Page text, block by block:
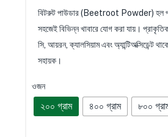
বিটরুট পাউডার (Beetroot Powder) হল
সহজেই বিভিন্ন খাবারে যোগ করা যায়।
সি, আয়রন, ক্যালসিয়াম এবং অ্যান্টিঅক্সিডেন্ট
সহায়ক।
ওজন
২০০ গ্রাম ৪০০ গ্রাম ৮০০